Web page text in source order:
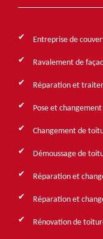
Entreprise de
Ravalement de
Réparation et
Pose et
Changement de
Démoussage de
Réparation et
Réparation et
Rénovation de